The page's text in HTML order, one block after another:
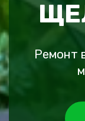
Ремонт